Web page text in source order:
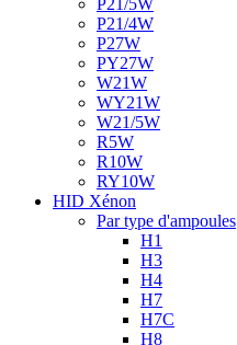
P21/5W
P21/4W
P27W
PY27W
W21W
WY21W
W21/5W
R5W
R10W
RY10W
HID Xénon
Par type d'ampoules
H1
H3
H4
H7
H7C
H8